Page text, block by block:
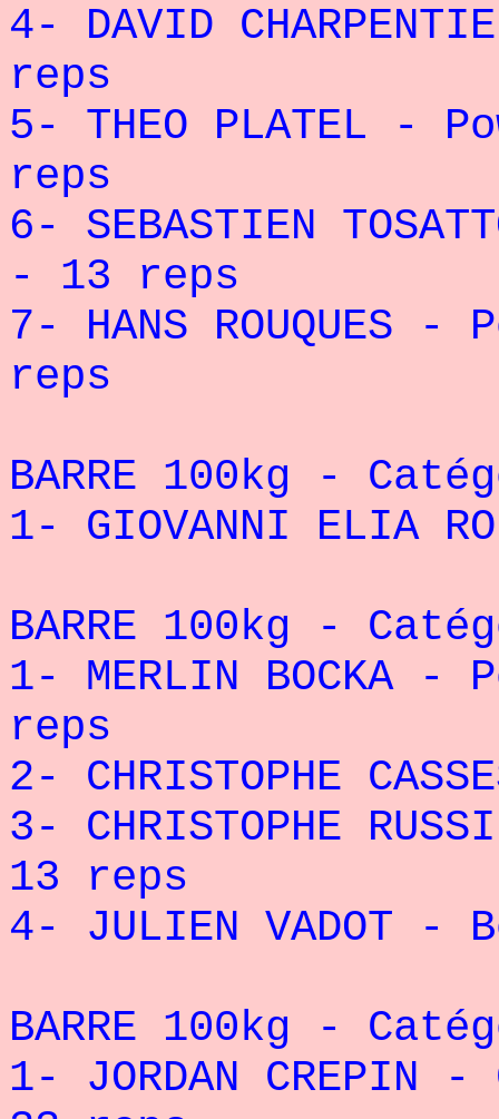
4- DAVID
reps
5- THEO PLATEL -
reps
6- SEBASTIEN
- 13 reps
7- HANS ROUQUES
reps
BARRE 100kg -
1- GIOVANNI ELIA
BARRE 100kg -
1- MERLIN BOCKA
reps
2- CHRISTOPHE
3- CHRISTOPHE
13 reps
4- JULIEN VADOT
BARRE 100kg -
1- JORDAN CREPIN